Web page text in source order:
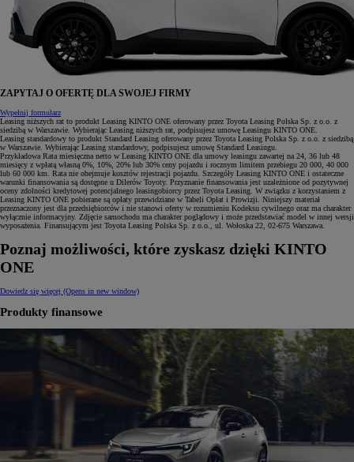
ZAPYTAJ O OFERTĘ DLA SWOJEJ FIRMY
Wypełnij formularz
Leasing niższych rat to produkt Leasing KINTO ONE oferowany przez Toyota Leasing Polska Sp. z o.o. z
siedzibą w Warszawie. Wybierając Leasing niższych rat, podpisujesz umowę Leasingu KINTO ONE.
Leasing standardowy to produkt Standard Leasing oferowany przez Toyota Leasing Polska Sp. z o.o. z siedzibą
w Warszawie. Wybierając Leasing standardowy, podpisujesz umowę Standard Leasingu.
Przykładowa Rata miesięczna netto w Leasing KINTO ONE dla umowy leasingu zawartej na 24, 36 lub 48
miesięcy z wpłatą własną 0%, 10%, 20% lub 30% ceny pojazdu i rocznym limitem przebiegu 20 000, 40 000
lub 60 000 km. Rata nie obejmuje kosztów rejestracji pojazdu. Szczegóły Leasing KINTO ONE i ostateczne
warunki finansowania są dostępne u Dilerów Toyoty. Przyznanie finansowania jest uzależnione od pozytywnej
oceny zdolności kredytowej potencjalnego leasingobiorcy przez Toyota Leasing. W związku z korzystaniem z
Leasing KINTO ONE pobierane są opłaty przewidziane w Tabeli Opłat i Prowizji. Niniejszy materiał
przeznaczony jest dla przedsiębiorców i nie stanowi oferty w rozumieniu Kodeksu cywilnego oraz ma charakter
wyłącznie informacyjny. Zdjęcie samochodu ma charakter poglądowy i może przedstawiać model w innej wersji
wyposażenia. Finansującym jest Toyota Leasing Polska Sp. z o.o., ul. Wołoska 22, 02-675 Warszawa.
Poznaj możliwości, które zyskasz dzięki KINTO
ONE
Dowiedz się więcej (Opens in new window)
Produkty finansowe